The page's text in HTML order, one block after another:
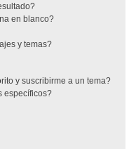
en blanco?
y temas?
y suscribirme a un tema?
específicos?